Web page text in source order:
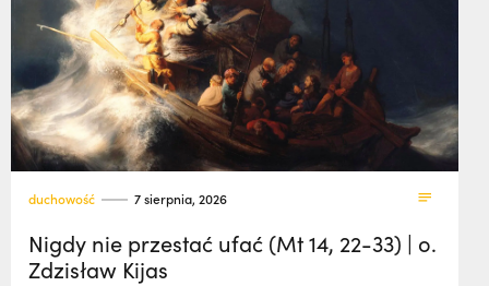
duchowość 7 sierpnia, 2026
Nigdy nie przestać ufać (Mt 14, 22-33) | o.
Zdzisław Kijas